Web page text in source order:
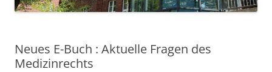
Neues E-Buch : Aktuelle Fragen des
Medizinrechts